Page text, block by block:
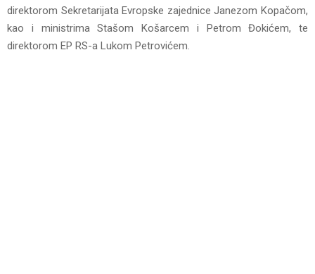
direktorom Sekretarijata Evropske zajednice Janezom Kopačom,
kao i ministrima Stašom Košarcem i Petrom Đokićem, te
direktorom EP RS-a Lukom Petrovićem.